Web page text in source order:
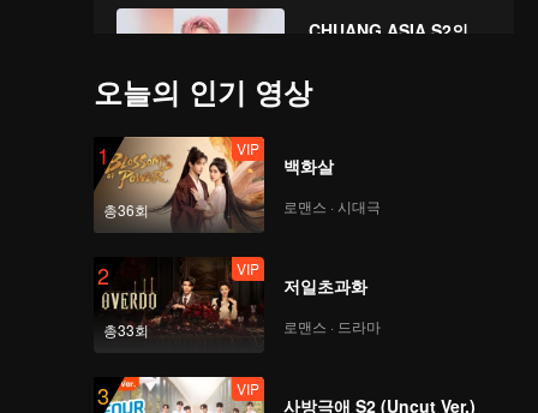
CHUANG ASIA S2의
오늘의 인기 영상
1
총36회
VIP
백화살
로맨스 · 시대극
2
총33회
VIP
저일초과화
로맨스 · 드라마
3 VIP
사방극애 S2 (Uncut Ver.)